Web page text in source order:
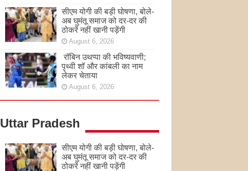
सीएम योगी की बड़ी घोषणा, बोले-
अब घुमंतू समाज को दर-दर की
ठोकरें नहीं खानी पड़ेंगी
August 6, 2026
रॉबिन उथप्पा की भविष्यवाणी;
पृथ्वी शॉ और कांबली का नाम
लेकर चेताया
August 6, 2026
Uttar Pradesh
सीएम योगी की बड़ी घोषणा, बोले-
अब घुमंतू समाज को दर-दर की
ठोकरें नहीं खानी पड़ेंगी